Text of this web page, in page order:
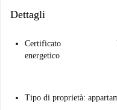
Dettagli
Certificato
energetico
Tipo di proprietà: